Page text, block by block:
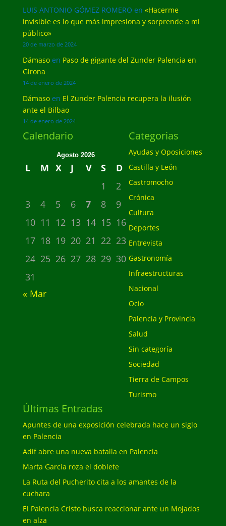
LUIS ANTONIO GÓMEZ ROMERO en «Hacerme
invisible es lo que más impresiona y sorprende a mi
público»
20 de marzo de 2024
Dámasoen Paso de gigante del Zunder Palencia en
Girona
14 de enero de 2024
Dámasoen El Zunder Palencia recupera la ilusión
ante el Bilbao
14 de enero de 2024
Calendario
Agosto 2026
L M X J V S
D
1
2
3
4 5 6 7 8
9
10 11 12 13 14 15 16
17 18 19 20 21 22 23
24 25 26 27 28 29 30
31
« Mar
Categorias
Ayudas y Oposiciones
Castilla y León
Castromocho
Crónica
Cultura
Deportes
Entrevista
Gastronomía
Infraestructuras
Nacional
Ocio
Palencia y Provincia
Salud
Sin categoría
Sociedad
Tierra de Campos
Turismo
Últimas Entradas
Apuntes de una exposición celebrada hace un siglo
en Palencia
Adif abre una nueva batalla en Palencia
Marta García roza el doblete
La Ruta del Pucherito cita a los amantes de la
cuchara
El Palencia Cristo busca reaccionar ante un Mojados
en alza